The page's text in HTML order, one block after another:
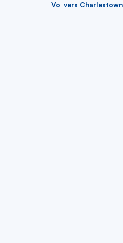
Vol vers Charlestown